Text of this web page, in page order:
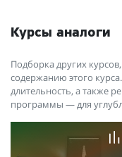
Курсы аналоги
Подборка других
содержанию этого
длительность, а также
программы — для